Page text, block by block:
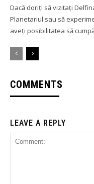
Dacă doriți să vizitați
Planetariul sau să
aveți posibilitatea să
COMMENTS
LEAVE A REPLY